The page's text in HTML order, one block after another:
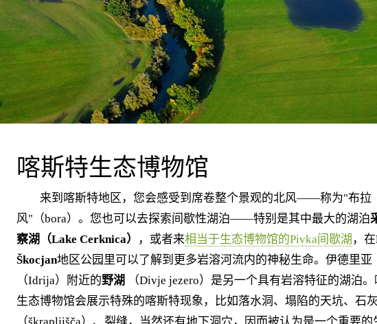
喀斯特生态博物馆
来到喀斯特地区，您会感受到席卷整个景观的北风——称为"布拉
风"（bora）。您也可以去探索间歇性湖泊——特别是其中最大的湖泊
察湖（Lake Cerknica）
，或者来相当于生态博物馆的Pivka间歇湖 ，在
Škocjan地区公园里可以了解到更多岩溶河流内的神秘生命。伊德里亚
（Idrija）附近的野湖 （Divje jezero）是另一个具有岩溶特征的湖泊
生态博物馆会展示特殊的喀斯特现象，比如落水洞、塌陷的天坑、石